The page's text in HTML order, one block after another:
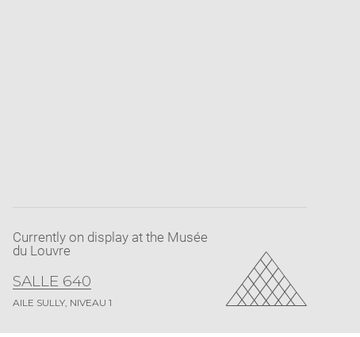
Currently on display at the Musée
du Louvre
SALLE 640
AILE SULLY, NIVEAU 1